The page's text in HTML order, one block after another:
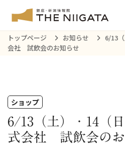
トップページ お知らせ
6/13
会社 試飲会のお知らせ
ショップ
6/13（土）・14（
式会社 試飲会の